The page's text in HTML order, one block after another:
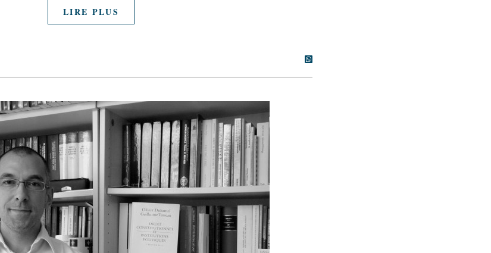
LIRE PLUS